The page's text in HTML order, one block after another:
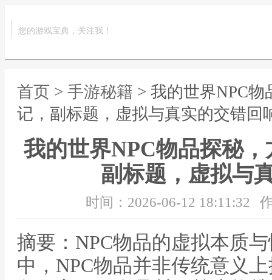
您的游戏宝典，关注我！
首页 > 手游秘籍 > 我的世界NPC
记，副标题，虚拟与真实的交错回
我的世界NPC物品探秘
副标题，虚拟与
时间：2026-06-12 18:11:32
摘要：NPC物品的虚拟本质
中，NPC物品并非传统意义